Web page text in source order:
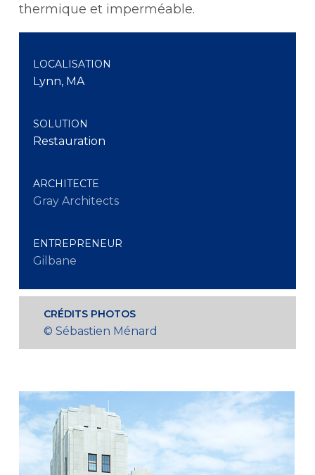
thermique et imperméable.
LOCALISATION
Lynn, MA
SOLUTION
Restauration
ARCHITECTE
Gray Architects
ENTREPRENEUR
Gilbane
CRÉDITS PHOTOS
© Sébastien Ménard